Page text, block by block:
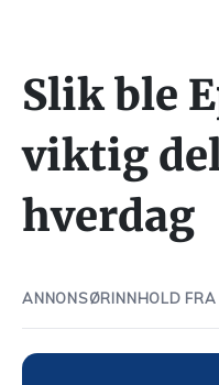
Slik ble
viktig
hverdag
ANNONSØRINNHOLD FRA